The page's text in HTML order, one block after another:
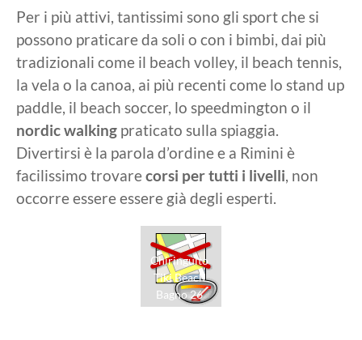
Per i più attivi, tantissimi sono gli sport che si
possono praticare da soli o con i bimbi, dai più
tradizionali come il beach volley, il beach tennis,
la vela o la canoa, ai più recenti come lo stand up
paddle, il beach soccer, lo speedmington o il
nordic walking praticato sulla spiaggia.
Divertirsi è la parola d’ordine e a Rimini è
facilissimo trovarecorsi per tutti i livelli, non
occorre essere essere già degli esperti.
Chiringuito
Tiki Beach
Bagno 26